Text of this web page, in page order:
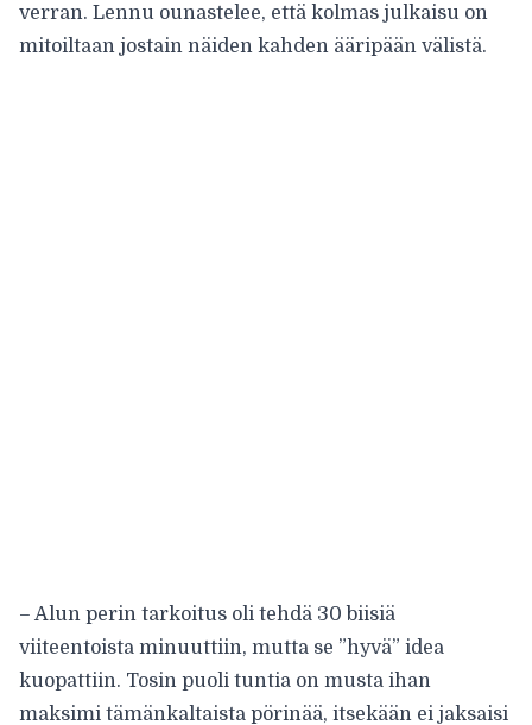
verran. Lennu ounastelee, että kolmas julkaisu on
mitoiltaan jostain näiden kahden ääripään välistä.
– Alun perin tarkoitus oli tehdä 30 biisiä
viiteentoista minuuttiin, mutta se ”hyvä” idea
kuopattiin. Tosin puoli tuntia on musta ihan
maksimi tämänkaltaista pörinää, itsekään ei jaksaisi